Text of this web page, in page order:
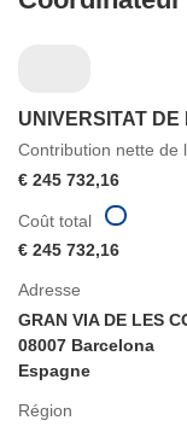
UNIVERSITAT
Contribution nette de
€ 245 732,16
Adresse
GRAN VIA DE LES
08007 Barcelona
Espagne
Région
Coût total
€ 245 732,16